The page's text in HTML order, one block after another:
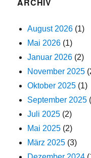
ARCHIV
August 2026 (1)
Mai 2026 (1)
Januar 2026 (2)
November 2025
Oktober 2025 (1)
September 2025
Juli 2025 (2)
Mai 2025 (2)
März 2025 (3)